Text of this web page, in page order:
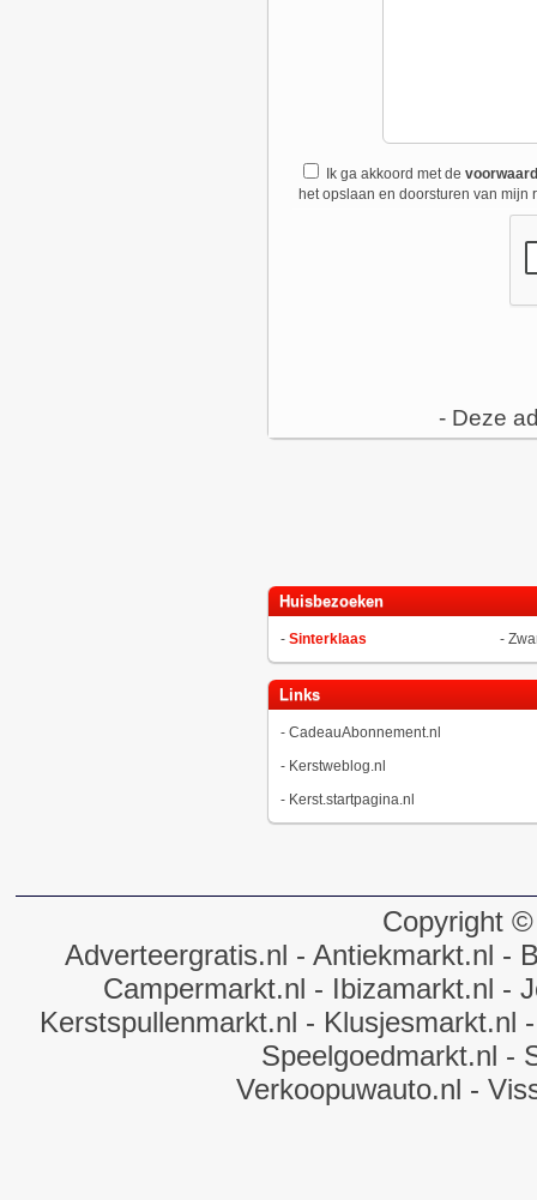
Ik ga akkoord met de
het opslaan en doorsturen van
- Deze
Huisbezoeken
- Sinterklaas -
Links
- CadeauAbonnement.nl
- Kerstweblog.nl
- Kerst.startpagina.nl
Copyright
Adverteergratis.nl - Antiekmarkt.nl -
Campermarkt.nl - Ibizamarkt.nl -
Kerstspullenmarkt.nl - Klusjesmarkt.nl
Speelgoedmarkt.nl -
Verkoopuwauto.nl -